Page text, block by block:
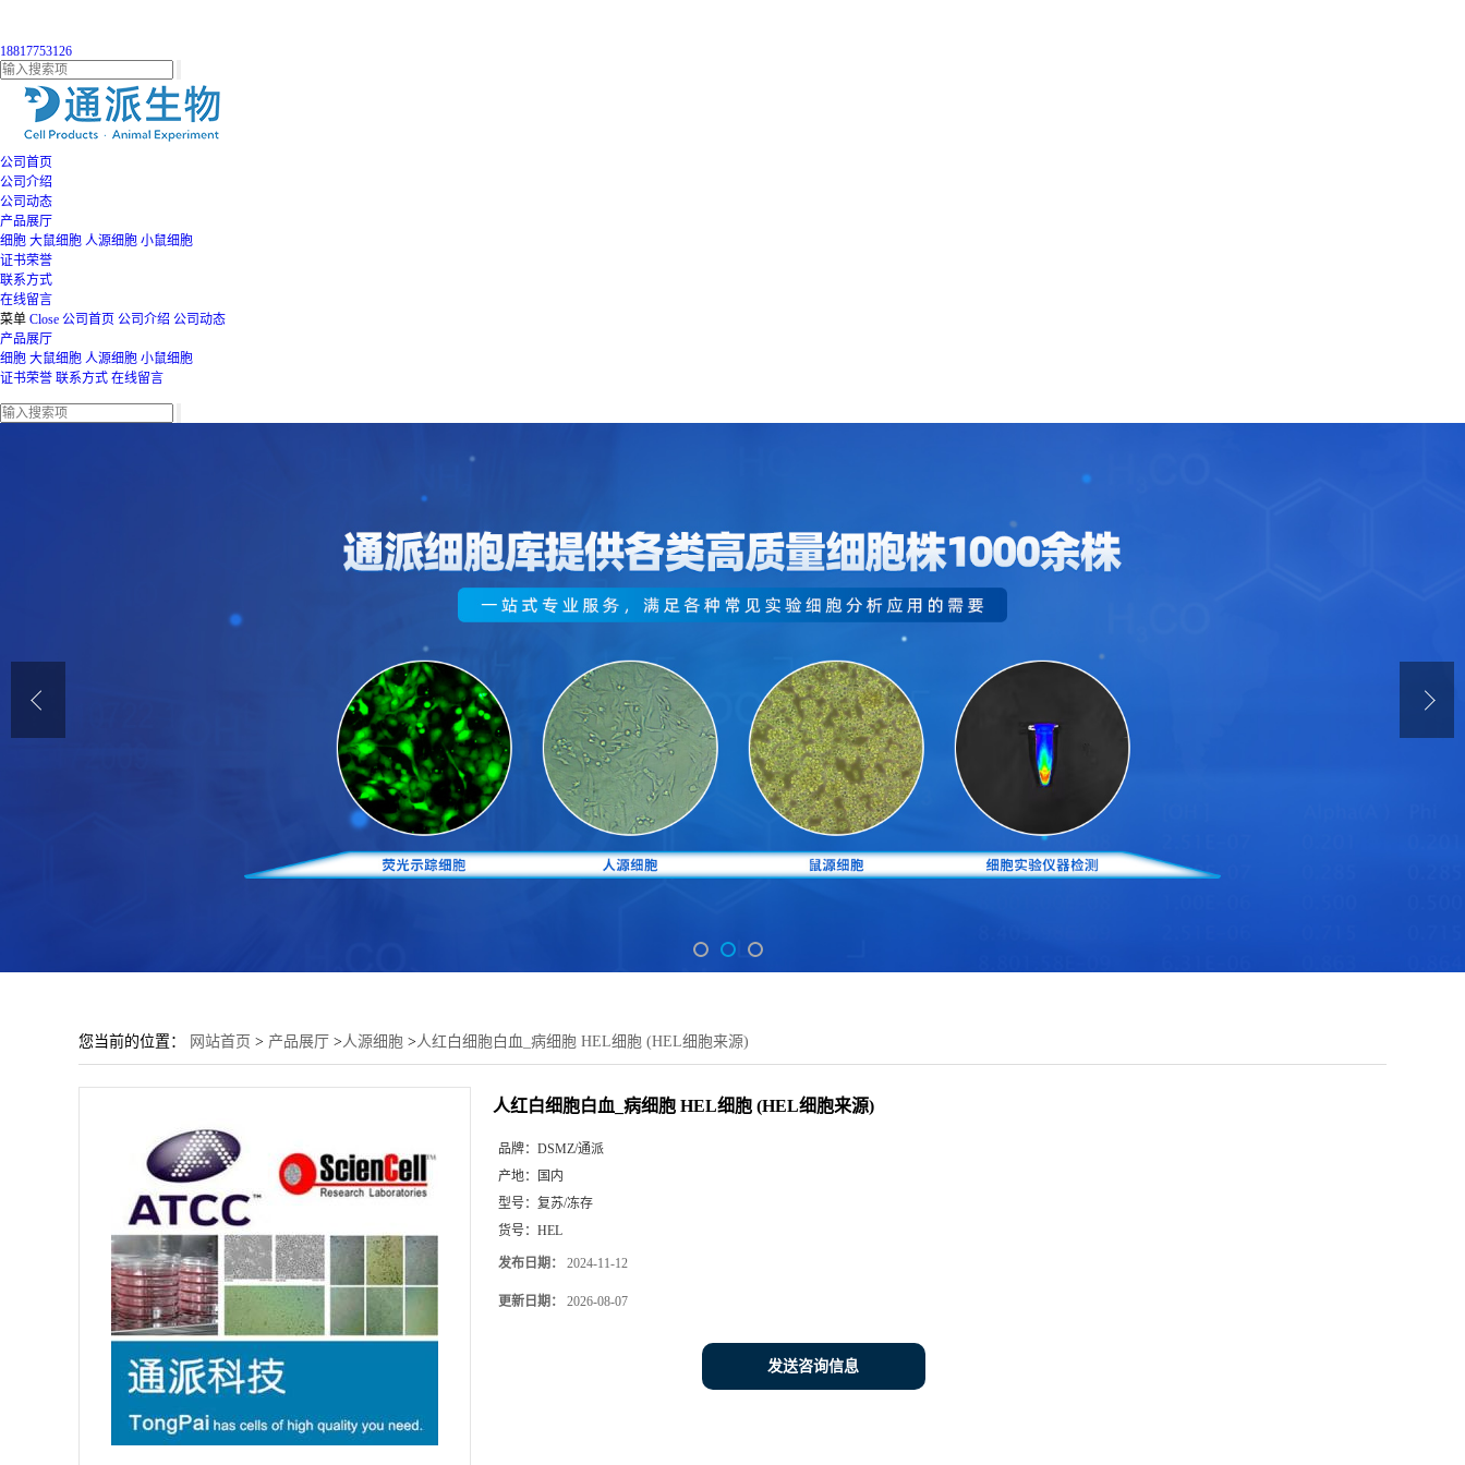
18817753126
公司首页
公司介绍
公司动态
产品展厅
细胞 大鼠细胞 人源细胞 小鼠细胞
证书荣誉
联系方式
在线留言
菜单 Close 公司首页 公司介绍 公司动态
产品展厅
细胞 大鼠细胞 人源细胞 小鼠细胞
证书荣誉 联系方式 在线留言
您当前的位置： 网站首页 > 产品展厅 >人源细胞 >人红白细胞白血_病细胞 HEL细胞 (HEL细胞来源)
人红白细胞白血_病细胞 HEL细胞 (HEL细胞来源)
品牌： DSMZ/通派
产地：
国内
型号： 复苏/冻存
货号： HEL
发布日期： 2024-11-12
更新日期： 2026-08-07
发送咨询信息